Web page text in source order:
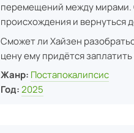
перемещений между мирами.
происхождения и вернуться
Сможет ли Хайзен
цену ему придётся
Жанр: Постапокалипсис
Год: 2025